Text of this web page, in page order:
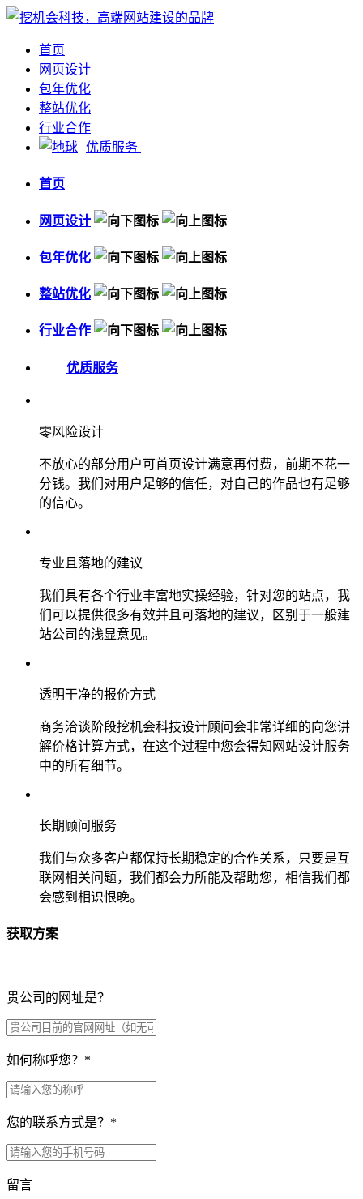
首页
网页设计
包年优化
整站优化
行业合作
优质服务
首页
网页设计
包年优化
整站优化
行业合作
优质服务
零风险设计
不放心的部分用户可首页设计满意再付费，前期不花一
分钱。我们对用户足够的信任，对自己的作品也有足够
的信心。
专业且落地的建议
我们具有各个行业丰富地实操经验，针对您的站点，我
们可以提供很多有效并且可落地的建议，区别于一般建
站公司的浅显意见。
透明干净的报价方式
商务洽谈阶段挖机会科技设计顾问会非常详细的向您讲
解价格计算方式，在这个过程中您会得知网站设计服务
中的所有细节。
长期顾问服务
我们与众多客户都保持长期稳定的合作关系，只要是互
联网相关问题，我们都会力所能及帮助您，相信我们都
会感到相识恨晚。
获取方案
贵公司的网址是？
如何称呼您？ *
您的联系方式是？ *
留言